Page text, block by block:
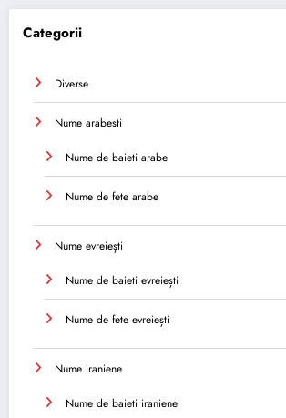
Categorii
Diverse
Nume arabesti
Nume de baieti arabe
Nume de fete arabe
Nume evreiești
Nume de baieti evreiești
Nume de fete evreiești
Nume iraniene
Nume de baieti iraniene